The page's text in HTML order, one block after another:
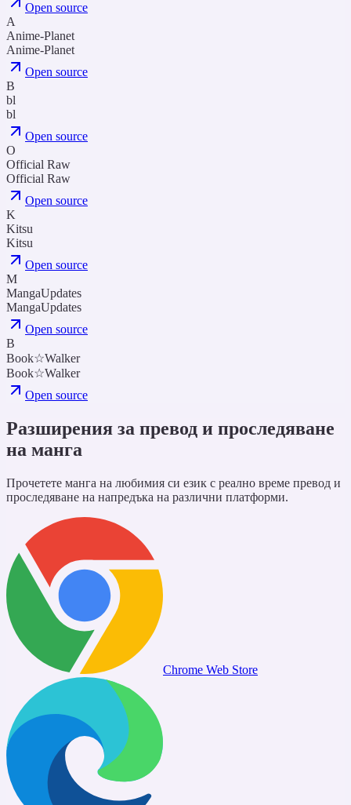
Open source
A
Anime-Planet
Anime-Planet
Open source
B
bl
bl
Open source
O
Official Raw
Official Raw
Open source
K
Kitsu
Kitsu
Open source
M
MangaUpdates
MangaUpdates
Open source
B
Book☆Walker
Book☆Walker
Open source
Разширения за превод и проследяване
на манга
Прочетете манга на любимия си език с реално време превод и
проследяване на напредъка на различни платформи.
Chrome Web Store